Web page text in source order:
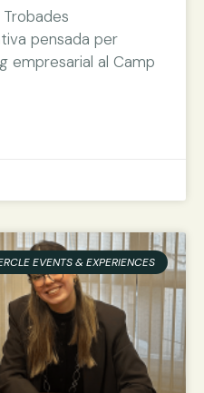
pensada per
empresarial al Camp
EVENTS & EXPERIENCES